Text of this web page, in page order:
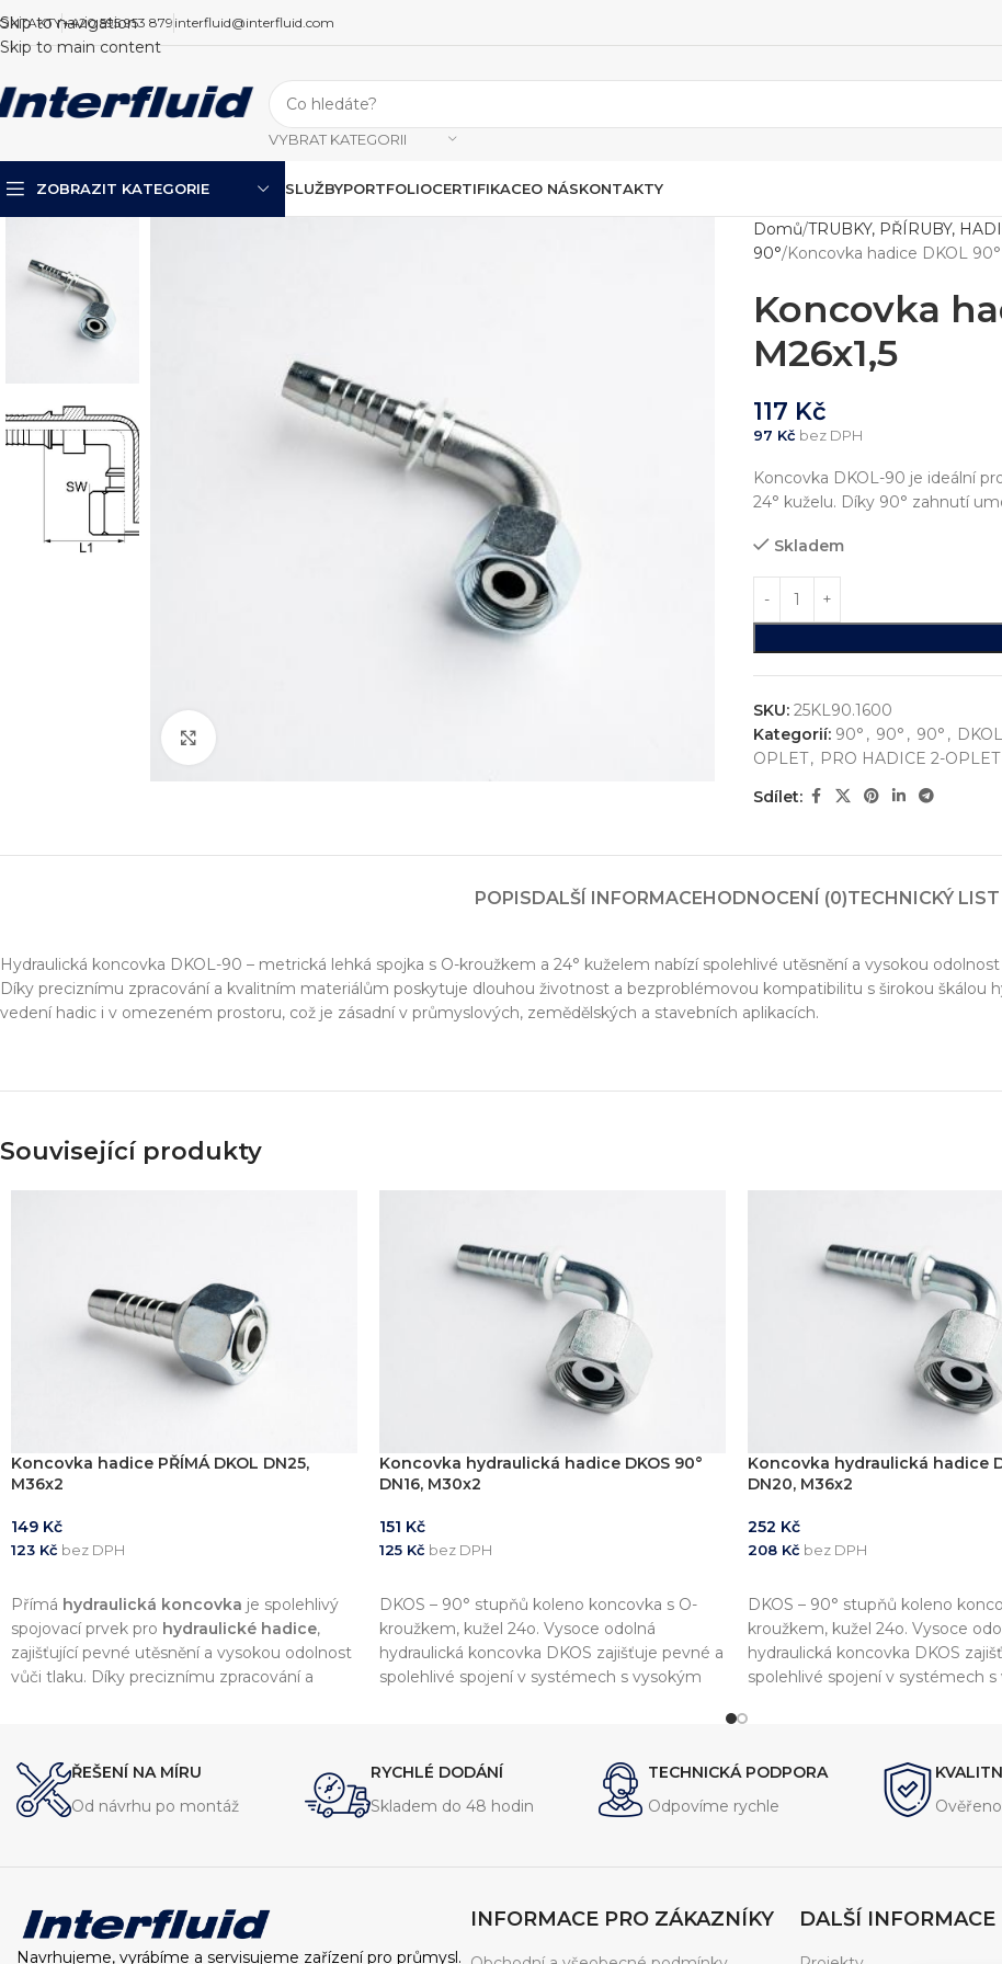
Skip to navigation
Skip to main content
+420 595 953 879 interfluid@interfluid.com
VYBRAT KATEGORII
ZOBRAZIT KATEGORIE SLUŽBY
Specializujeme se na konstrukci zakázkových zařízení, která nejsou sériově vyráběna
Technická dokumentace
Simulace chování zařízení
Konstrukce stroje
PORTFOLIOCERTIFIKACEO NÁSKONTAKTY
Domů TRUBKY, PŘÍRUBY,
90° Koncovka hadice DKOL 90°
Koncovka
M26x1,5
117 Kč
97 Kč bez DPH
Koncovka DKOL-90 je ideální
24° kuželu. Díky 90° zahnutí
Skladem
SKU: 25KL90.1600
Kategorií: 90° , 90° , 90° , DKOL
OPLET, PRO HADICE 2-OPLET
Sdílet:
POPISDALŠÍ INFORMACEHODNOCENÍ (0)TECHNICKÝ LIST
Hydraulická koncovka DKOL-90 – metrická lehká spojka s O-kroužkem a 24° kuželem nabízí spolehlivé utěsnění a vysokou
Díky preciznímu zpracování a kvalitním materiálům poskytuje dlouhou životnost a bezproblémovou kompatibilitu s širokou škálou
vedení hadic i v omezeném prostoru, což je zásadní v průmyslových, zemědělských a stavebních aplikacích.
Související produkty
Koncovka hadice PŘÍMÁ DKOL DN25,
M36x2
149 Kč
123 Kč bez DPH
Přímá hydraulická koncovka je spolehlivý
spojovací prvek pro hydraulické hadice,
zajišťující pevné utěsnění a vysokou odolnost
vůči tlaku. Díky preciznímu zpracování a
Koncovka hydraulická hadice DKOS 90°
DN16, M30x2
151 Kč
125 Kč bez DPH
DKOS – 90° stupňů koleno koncovka s O-
kroužkem, kužel 24o. Vysoce odolná
hydraulická koncovka DKOS zajišťuje pevné a
spolehlivé spojení v systémech s vysokým
Koncovka hydraulická hadice
DN20, M36x2
252 Kč
208 Kč bez DPH
DKOS – 90° stupňů koleno
kroužkem, kužel 24o. Vysoce
hydraulická koncovka DKOS
spolehlivé spojení v systémech
ŘEŠENÍ NA MÍRU
Od návrhu po montáž
RYCHLÉ DODÁNÍ
Skladem do 48 hodin
TECHNICKÁ PODPORA
Odpovíme rychle
Navrhujeme, vyrábíme a servisujeme zařízení pro průmysl.
INFORMACE PRO ZÁKAZNÍKY DALŠÍ INFORMACE